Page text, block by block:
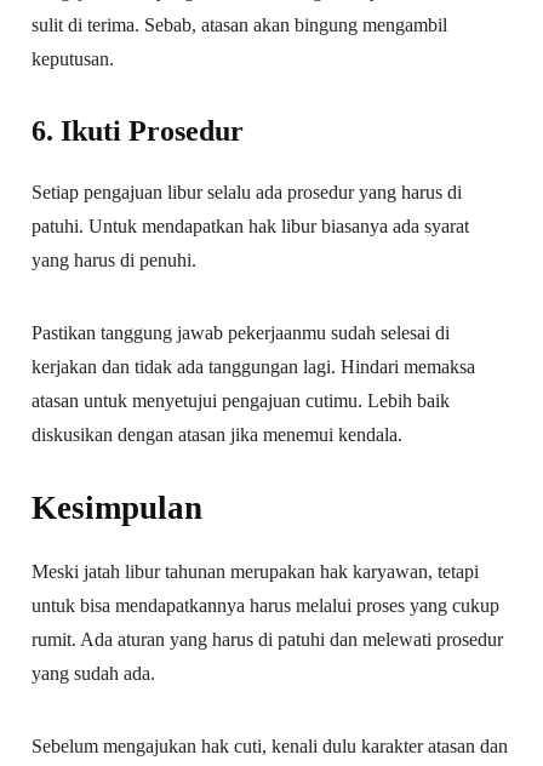
sulit di terima. Sebab, atasan akan bingung mengambil
keputusan.
6. Ikuti Prosedur
Setiap pengajuan libur selalu ada prosedur yang harus di
patuhi. Untuk mendapatkan hak libur biasanya ada syarat
yang harus di penuhi.
Pastikan tanggung jawab pekerjaanmu sudah selesai di
kerjakan dan tidak ada tanggungan lagi. Hindari memaksa
atasan untuk menyetujui pengajuan cutimu. Lebih baik
diskusikan dengan atasan jika menemui kendala.
Kesimpulan
Meski jatah libur tahunan merupakan hak karyawan, tetapi
untuk bisa mendapatkannya harus melalui proses yang cukup
rumit. Ada aturan yang harus di patuhi dan melewati prosedur
yang sudah ada.
Sebelum mengajukan hak cuti, kenali dulu karakter atasan dan